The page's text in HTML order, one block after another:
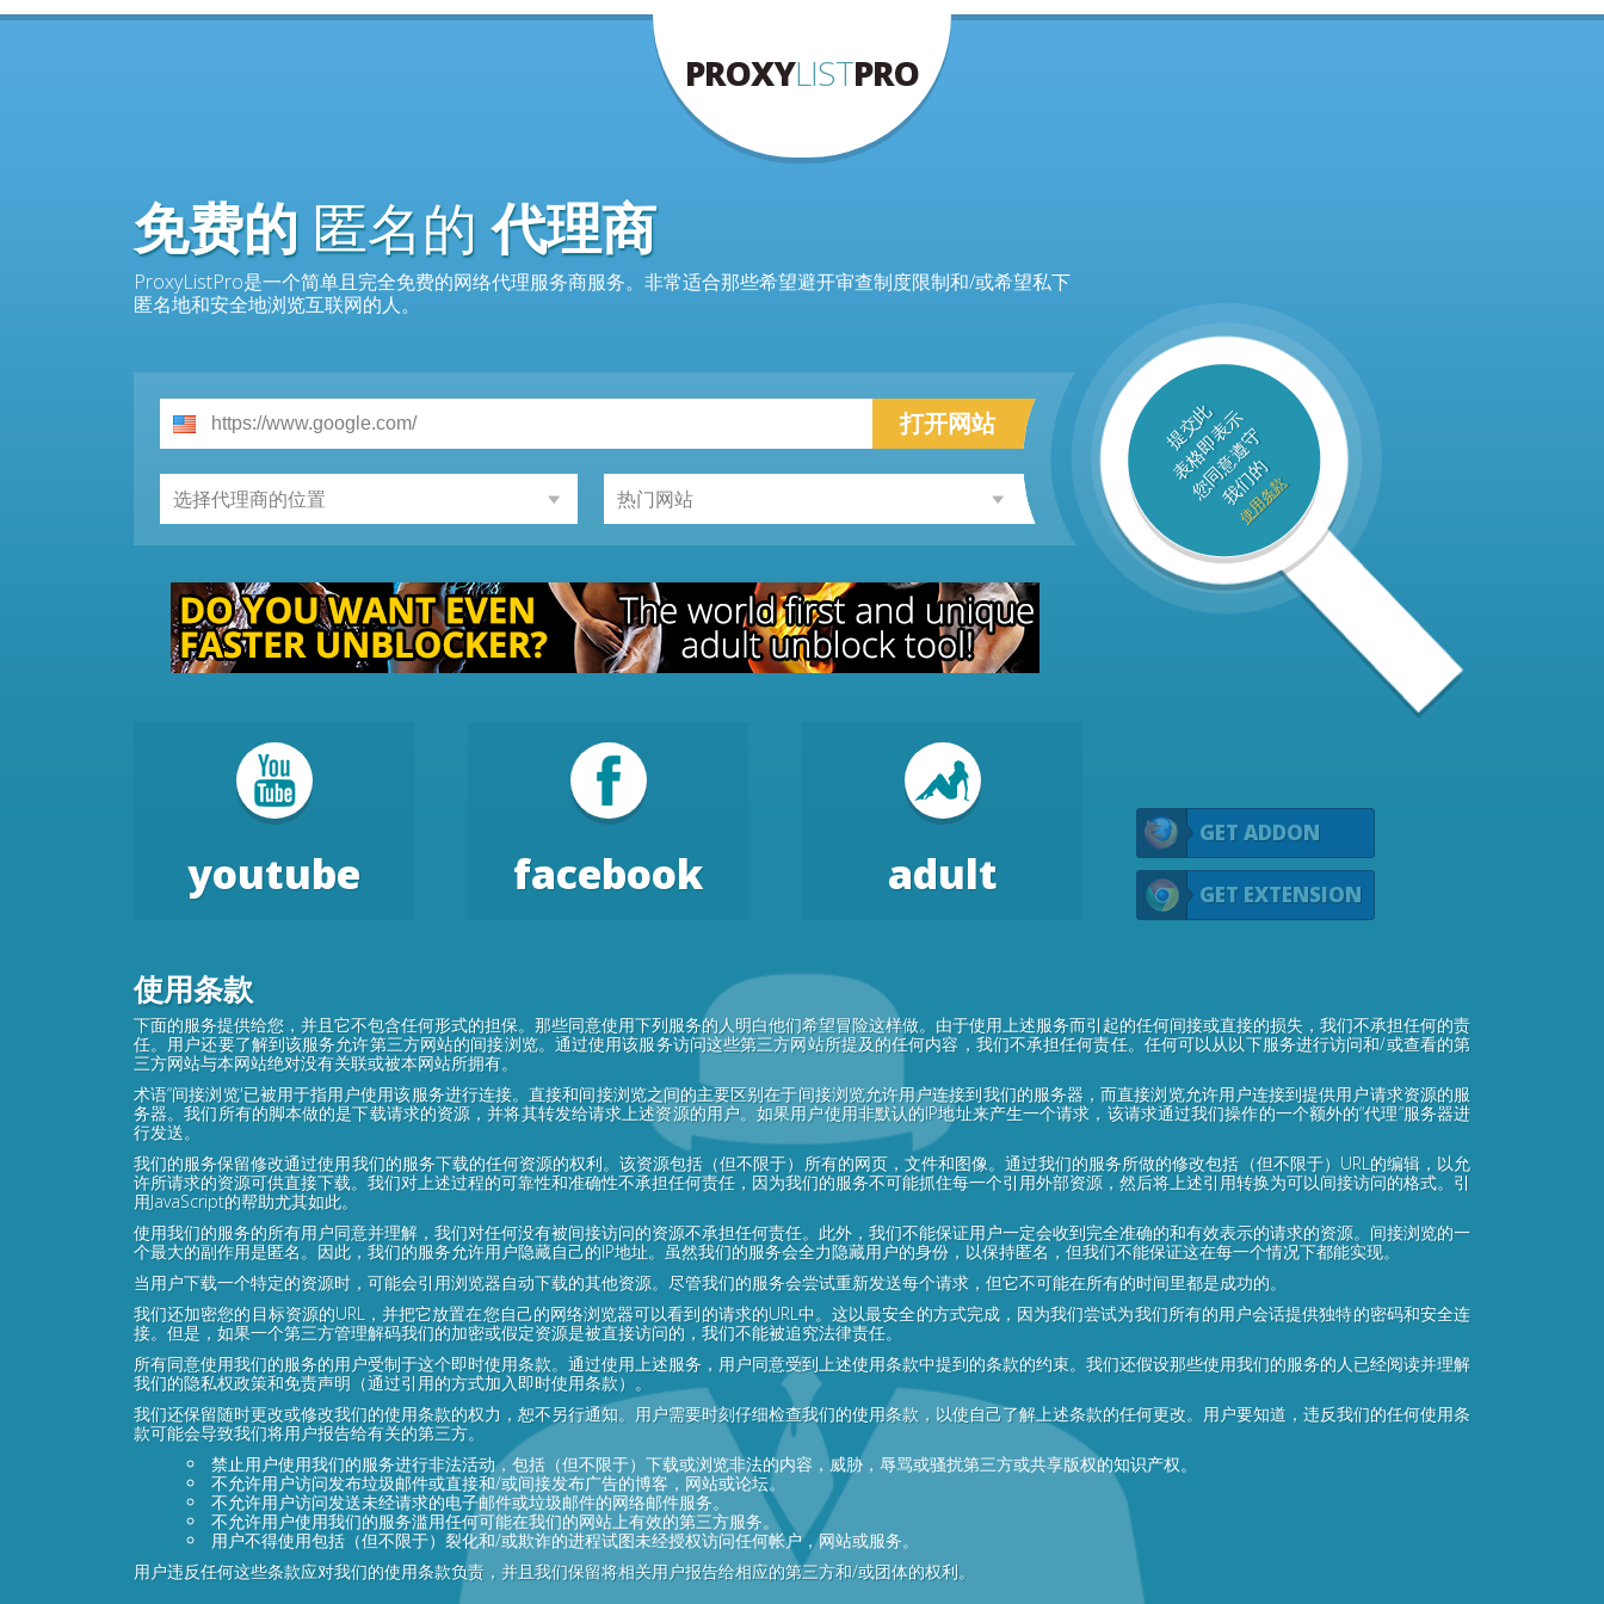
PROXYLISTPRO
免费的 匿名的代理商
ProxyListPro是一个简单且完全免费的网络代理服务商服务。非常适合那些希望避开审查制度限制和/或希望私下
匿名地和安全地浏览互联网的人。
打开网站
选择代理商的位置 热门网站
提交此
表格即表示
您同意遵守
我们的
使用条款
youtube facebook adult
GET ADDON
GET EXTENSION
使用条款
下面的服务提供给您，并且它不包含任何形式的担保。那些同意使用下列服务的人明白他们希望冒险这样做。由于使用上述服务而引起的任何间接或直接的损失，我们不承担任何的责
任。用户还要了解到该服务允许第三方网站的间接浏览。通过使用该服务访问这些第三方网站所提及的任何内容，我们不承担任何责任。任何可以从以下服务进行访问和/或查看的第
三方网站与本网站绝对没有关联或被本网站所拥有。
术语“间接浏览'已被用于指用户使用该服务进行连接。直接和间接浏览之间的主要区别在于间接浏览允许用户连接到我们的服务器，而直接浏览允许用户连接到提供用户请求资源的服
务器。我们所有的脚本做的是下载请求的资源，并将其转发给请求上述资源的用户。如果用户使用非默认的IP地址来产生一个请求，该请求通过我们操作的一个额外的“代理”服务器进
行发送。
我们的服务保留修改通过使用我们的服务下载的任何资源的权利。该资源包括（但不限于）所有的网页，文件和图像。通过我们的服务所做的修改包括（但不限于）URL的编辑，以允
许所请求的资源可供直接下载。我们对上述过程的可靠性和准确性不承担任何责任，因为我们的服务不可能抓住每一个引用外部资源，然后将上述引用转换为可以间接访问的格式。引
用JavaScript的帮助尤其如此。
使用我们的服务的所有用户同意并理解，我们对任何没有被间接访问的资源不承担任何责任。此外，我们不能保证用户一定会收到完全准确的和有效表示的请求的资源。间接浏览的一
个最大的副作用是匿名。因此，我们的服务允许用户隐藏自己的IP地址。虽然我们的服务会全力隐藏用户的身份，以保持匿名，但我们不能保证这在每一个情况下都能实现。
当用户下载一个特定的资源时，可能会引用浏览器自动下载的其他资源。尽管我们的服务会尝试重新发送每个请求，但它不可能在所有的时间里都是成功的。
我们还加密您的目标资源的URL，并把它放置在您自己的网络浏览器可以看到的请求的URL中。这以最安全的方式完成，因为我们尝试为我们所有的用户会话提供独特的密码和安全连
接。但是，如果一个第三方管理解码我们的加密或假定资源是被直接访问的，我们不能被追究法律责任。
所有同意使用我们的服务的用户受制于这个即时使用条款。通过使用上述服务，用户同意受到上述使用条款中提到的条款的约束。我们还假设那些使用我们的服务的人已经阅读并理解
我们的隐私权政策和免责声明（通过引用的方式加入即时使用条款）。
我们还保留随时更改或修改我们的使用条款的权力，恕不另行通知。用户需要时刻仔细检查我们的使用条款，以使自己了解上述条款的任何更改。用户要知道，违反我们的任何使用条
款可能会导致我们将用户报告给有关的第三方。
禁止用户使用我们的服务进行非法活动，包括（但不限于）下载或浏览非法的内容，威胁，辱骂或骚扰第三方或共享版权的知识产权。
不允许用户访问发布垃圾邮件或直接和/或间接发布广告的博客，网站或论坛。
不允许用户访问发送未经请求的电子邮件或垃圾邮件的网络邮件服务。
不允许用户使用我们的服务滥用任何可能在我们的网站上有效的第三方服务。
用户不得使用包括（但不限于）裂化和/或欺诈的进程试图未经授权访问任何帐户，网站或服务。
用户违反任何这些条款应对我们的使用条款负责，并且我们保留将相关用户报告给相应的第三方和/或团体的权利。